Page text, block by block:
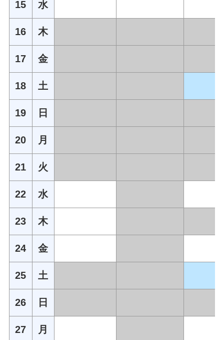
15 水
16 木
17 金
18 土
19 日
20 月
21 火
22 水
23 木
24 金
25 土
26 日
27 月